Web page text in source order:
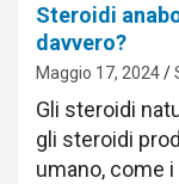
Steroidi
davvero?
Maggio 17, 2024
Gli steroidi
gli steroidi
umano, come